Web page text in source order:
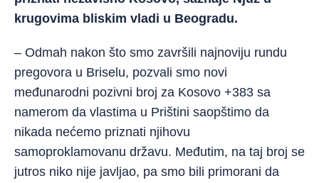
krugovima bliskim vladi u Beogradu.
– Odmah nakon što smo završili najnoviju rundu
pregovora u Briselu, pozvali smo novi
međunarodni pozivni broj za Kosovo +383 sa
namerom da vlastima u Prištini saopštimo da
nikada nećemo priznati njihovu
samoproklamovanu državu. Međutim, na taj broj se
jutros niko nije javljao, pa smo bili primorani da